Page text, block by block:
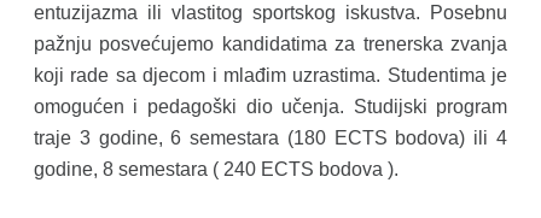
entuzijazma ili vlastitog sportskog iskustva. Posebnu
pažnju posvećujemo kandidatima za trenerska zvanja
koji rade sa djecom i mlađim uzrastima. Studentima je
omogućen i pedagoški dio učenja. Studijski program
traje 3 godine, 6 semestara (180 ECTS bodova) ili 4
godine, 8 semestara ( 240 ECTS bodova ).